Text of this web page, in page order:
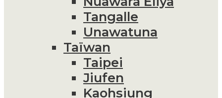
Tangalle
Unawatuna
Taïwan
Taipei
Jiufen
Kaohsiung